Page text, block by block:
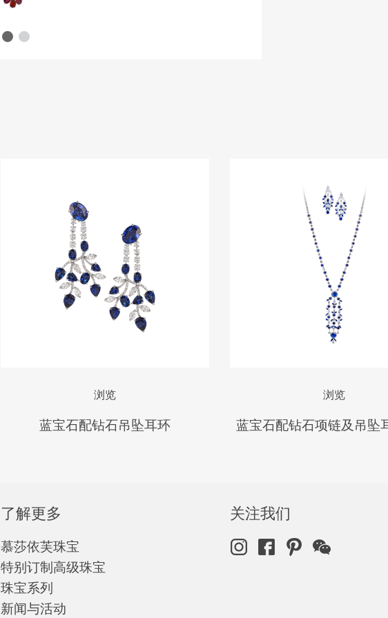
浏览
蓝宝石配钻石吊坠耳环
浏览
蓝宝石配钻石项链及吊坠
了解更多
慕莎依芙珠宝
特别订制高级珠宝
珠宝系列
新闻与活动
关注我们